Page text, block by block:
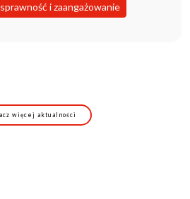
i zaangażowanie
więcej aktualności